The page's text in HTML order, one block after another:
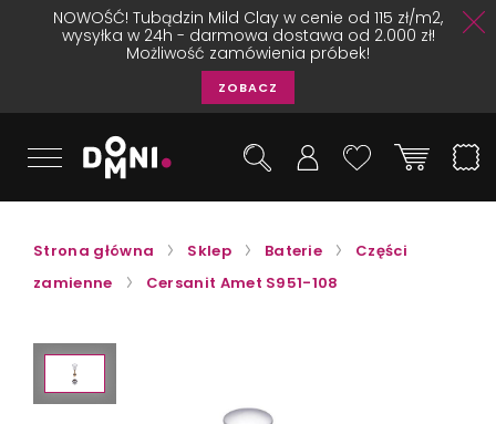
NOWOŚĆ! Tubądzin Mild Clay w cenie od 115 zł/m2,
wysyłka w 24h - darmowa dostawa od 2.000 zł!
Możliwość zamówienia próbek!
ZOBACZ
Strona główna Sklep Baterie
Części
zamienne
Cersanit Amet S951-108